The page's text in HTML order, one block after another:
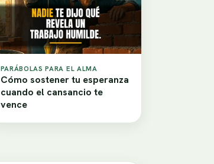
PARÁBOLAS PARA EL ALMA
Cómo sostener tu esperanza
cuando el cansancio te
vence